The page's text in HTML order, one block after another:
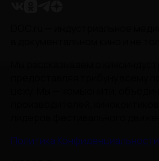
Политика Конфиденциальности